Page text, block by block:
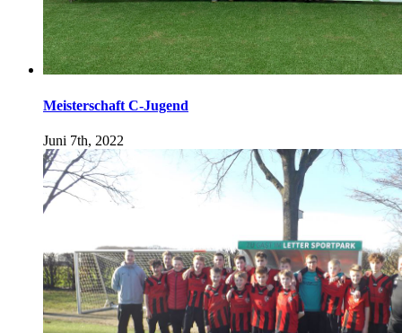
Meisterschaft C-Jugend
Juni 7th, 2022